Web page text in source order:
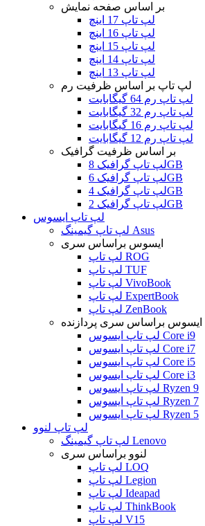
بر اساس صفحه نمایش
لپ تاپ 17 اینچ
لپ تاپ 16 اینچ
لپ تاپ 15 اینچ
لپ تاپ 14 اینچ
لپ تاپ 13 اینچ
لپ تاپ بر اساس ظرفیت رم
لپ تاپ رم 64 گیگابایت
لپ تاپ رم 32 گیگابایت
لپ تاپ رم 16 گیگابایت
لپ تاپ رم 12 گیگابایت
بر اساس ظرفیت گرافیک
لپ تاپ گرافیک 8GB
لپ تاپ گرافیک 6GB
لپ تاپ گرافیک 4GB
لپ تاپ گرافیک 2GB
لپ تاپ ایسوس
لپ تاپ گیمینگ Asus
ایسوس براساس سری
لپ تاپ ROG
لپ تاپ TUF
لپ تاپ VivoBook
لپ تاپ ExpertBook
لپ تاپ ZenBook
ایسوس براساس سری پردازنده
لپ تاپ ایسوس Core i9
لپ تاپ ایسوس Core i7
لپ تاپ ایسوس Core i5
لپ تاپ ایسوس Core i3
لپ تاپ ایسوس Ryzen 9
لپ تاپ ایسوس Ryzen 7
لپ تاپ ایسوس Ryzen 5
لپ تاپ لنوو
لپ تاپ گیمینگ Lenovo
لنوو براساس سری
لپ تاپ LOQ
لپ تاپ Legion
لپ تاپ Ideapad
لپ تاپ ThinkBook
لپ تاپ V15